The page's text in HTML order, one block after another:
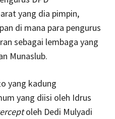
yang dia pimpin,
di mana para pengurus
sebagai lembaga yang
Munaslub.
yang kadung
yang diisi oleh Idrus
oleh Dedi Mulyadi